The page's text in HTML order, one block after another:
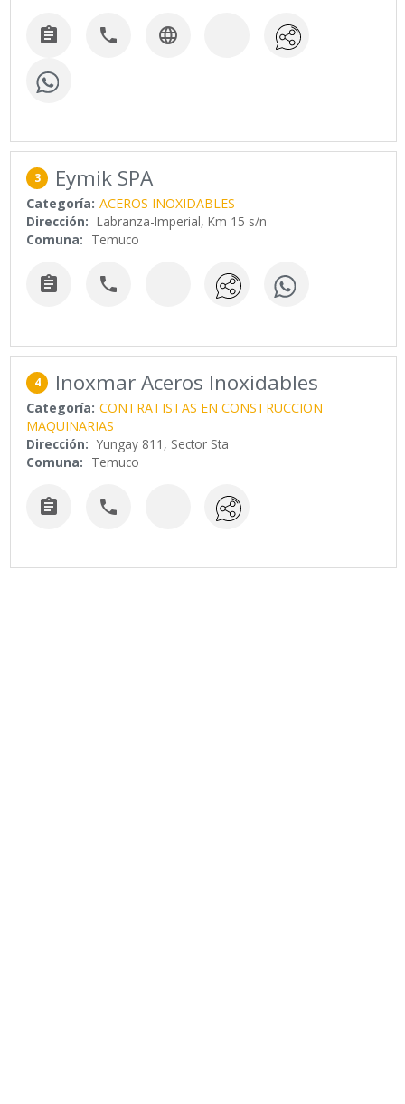
  
3 Eymik SPA
Categoría: ACEROS INOXIDABLES
Dirección: Labranza-Imperial, Km 15 s/n
Comuna: Temuco
 
4 Inoxmar Aceros Inoxidables
Categoría: CONTRATISTAS EN CONSTRUCCION
MAQUINARIAS
Dirección: Yungay 811, Sector Sta
Comuna: Temuco
 